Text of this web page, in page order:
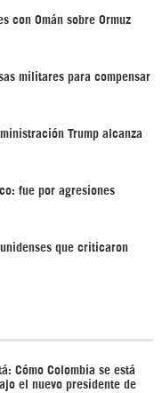
con Omán sobre Ormuz
militares para compensar
Trump alcanza
fue por agresiones
que criticaron
Cómo Colombia se está
el nuevo presidente de